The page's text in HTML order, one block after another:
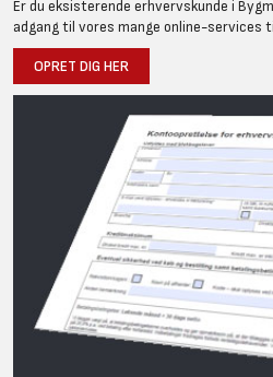
Er du eksisterende erhvervskunde i
adgang til vores mange online-services
OPRET DIG HER